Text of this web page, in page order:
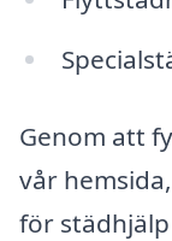
Genom att
vår
för